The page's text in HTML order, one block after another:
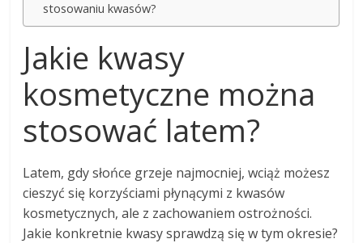
stosowaniu kwasów?
Jakie kwasy
kosmetyczne można
stosować latem?
Latem, gdy słońce grzeje najmocniej, wciąż możesz
cieszyć się korzyściami płynącymi z kwasów
kosmetycznych, ale z zachowaniem ostrożności.
Jakie konkretnie kwasy sprawdzą się w tym okresie?